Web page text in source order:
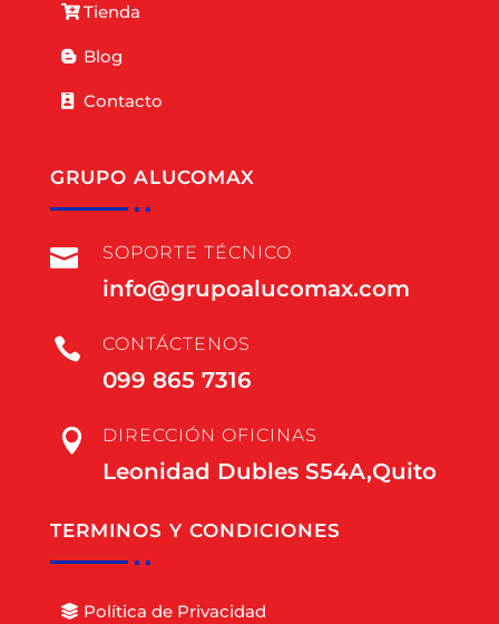
Tienda
Blog
Contacto
GRUPO ALUCOMAX
 SOPORTE TÉCNICO
info@grupoalucomax.com
 CONTÁCTENOS
099 865 7316
 DIRECCIÓN OFICINAS
Leonidad Dubles S54A,Quito
TERMINOS Y CONDICIONES
Política de Privacidad